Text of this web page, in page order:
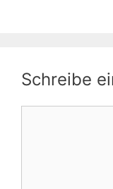
Schreibe